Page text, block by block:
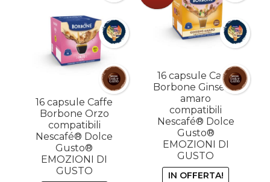
16 capsule Caffe
Borbone Orzo
compatibili
Nescafé® Dolce
Gusto®
EMOZIONI DI
GUSTO
16 capsule Caffe
Borbone Ginseng
amaro
compatibili
Nescafé® Dolce
Gusto®
EMOZIONI DI
GUSTO
IN OFFERTA!